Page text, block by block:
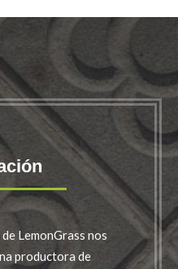
LemonGrass nos
productora de